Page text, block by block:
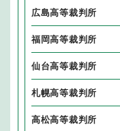
広島高等裁判所
福岡高等裁判所
仙台高等裁判所
札幌高等裁判所
高松高等裁判所